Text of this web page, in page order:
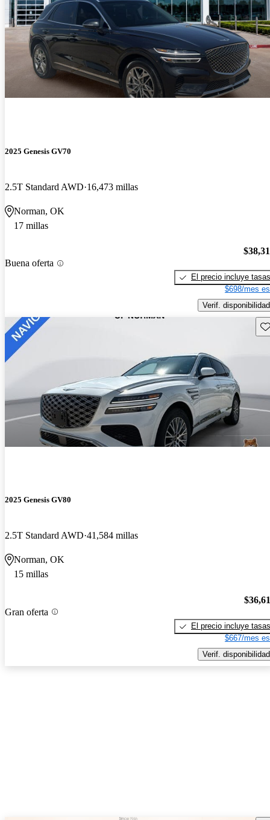
2025 Genesis GV70
2.5T Standard AWD 16,473 millas
Norman, OK
17 millas
Buena oferta
El precio incluye tasas
$698/mes
Verif. disponibilidad
2025 Genesis GV80
2.5T Standard AWD 41,584 millas
Norman, OK
15 millas
Gran oferta
El precio incluye tasas
$667/mes
Verif. disponibilidad